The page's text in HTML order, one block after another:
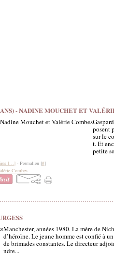
- NADINE MOUCHET ET
posent
sur le
t. Et
petite
[…] - Permalien [#]
Combes
Manchester, années 1980. La mère de
d’héroïne. Le jeune homme est confié à
de brimades constantes. Le directeur
ndre...